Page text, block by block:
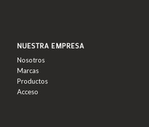
NUESTRA EMPRESA
Nosotros
Marcas
Productos
Acceso